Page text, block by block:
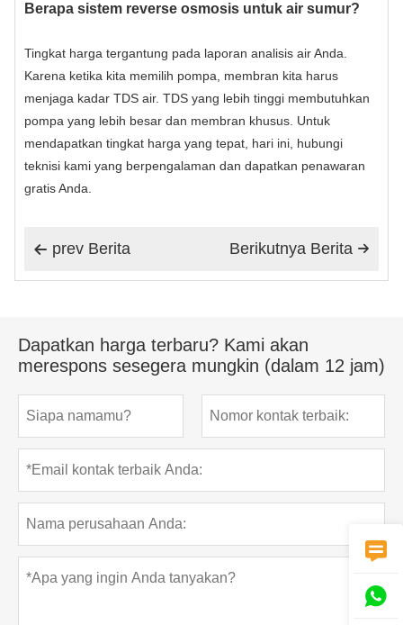
Berapa sistem reverse osmosis untuk air sumur?
Tingkat harga tergantung pada laporan analisis air Anda.
Karena ketika kita memilih pompa, membran kita harus
menjaga kadar TDS air. TDS yang lebih tinggi membutuhkan
pompa yang lebih besar dan membran khusus. Untuk
mendapatkan tingkat harga yang tepat, hari ini, hubungi
teknisi kami yang berpengalaman dan dapatkan penawaran
gratis Anda.
 prev Berita 
Berikutnya Berita
Dapatkan harga terbaru? Kami akan
merespons sesegera mungkin (dalam 12 jam)

